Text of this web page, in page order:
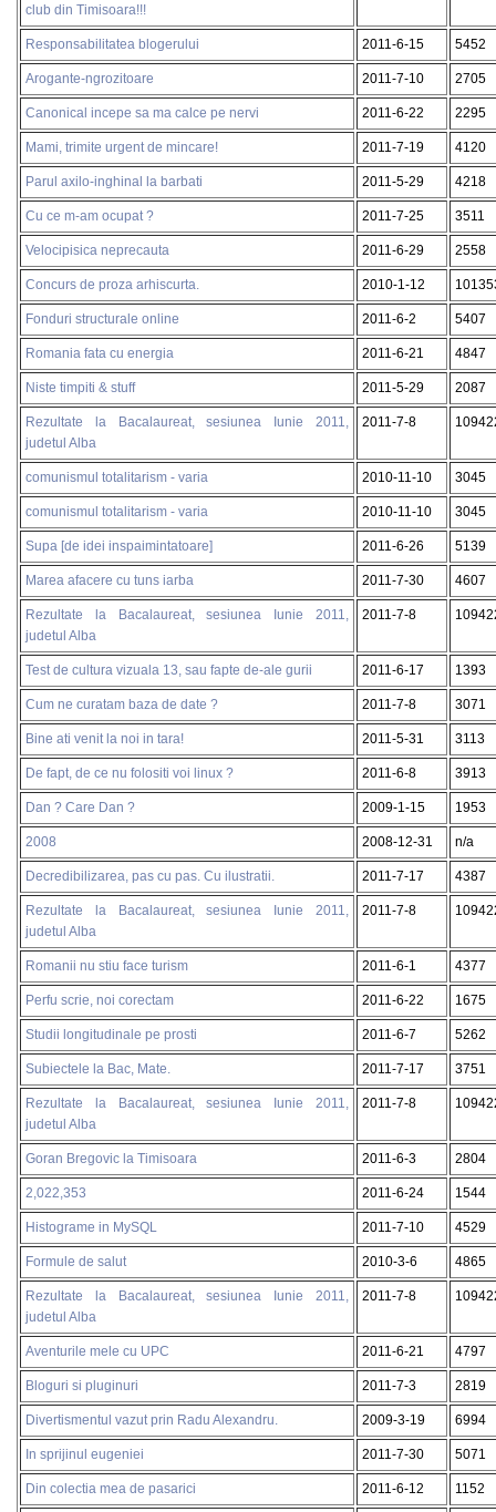
club din Timisoara!!!
Responsabilitatea blogerului 2011-6-15 5452
Arogante-ngrozitoare 2011-7-10 2705
Canonical incepe sa ma calce pe nervi 2011-6-22 2295
Mami, trimite urgent de mincare! 2011-7-19 4120
Parul axilo-inghinal la barbati 2011-5-29 4218
Cu ce m-am ocupat ? 2011-7-25 3511
Velocipisica neprecauta 2011-6-29 2558
Concurs de proza arhiscurta. 2010-1-12
Fonduri structurale online 2011-6-2 5407
Romania fata cu energia 2011-6-21 4847
Niste timpiti & stuff 2011-5-29 2087
Rezultate la Bacalaureat, sesiunea Iunie 2011,
judetul Alba
2011-7-8
comunismul totalitarism - varia 2010-11-10 3045
comunismul totalitarism - varia 2010-11-10 3045
Supa [de idei inspaimintatoare] 2011-6-26 5139
Marea afacere cu tuns iarba 2011-7-30 4607
Rezultate la Bacalaureat, sesiunea Iunie 2011,
judetul Alba
2011-7-8
Test de cultura vizuala 13, sau fapte de-ale gurii 2011-6-17 1393
Cum ne curatam baza de date ? 2011-7-8 3071
Bine ati venit la noi in tara! 2011-5-31 3113
De fapt, de ce nu folositi voi linux ? 2011-6-8 3913
Dan ? Care Dan ? 2009-1-15 1953
2008 2008-12-31 n/a
Decredibilizarea, pas cu pas. Cu ilustratii. 2011-7-17 4387
Rezultate la Bacalaureat, sesiunea Iunie 2011,
judetul Alba
2011-7-8
Romanii nu stiu face turism 2011-6-1 4377
Perfu scrie, noi corectam 2011-6-22 1675
Studii longitudinale pe prosti 2011-6-7 5262
Subiectele la Bac, Mate. 2011-7-17 3751
Rezultate la Bacalaureat, sesiunea Iunie 2011,
judetul Alba
2011-7-8
Goran Bregovic la Timisoara 2011-6-3 2804
2,022,353 2011-6-24 1544
Histograme in MySQL 2011-7-10 4529
Formule de salut 2010-3-6 4865
Rezultate la Bacalaureat, sesiunea Iunie 2011,
judetul Alba
2011-7-8
Aventurile mele cu UPC 2011-6-21 4797
Bloguri si pluginuri 2011-7-3 2819
Divertismentul vazut prin Radu Alexandru. 2009-3-19 6994
In sprijinul eugeniei 2011-7-30 5071
Din colectia mea de pasarici 2011-6-12 1152